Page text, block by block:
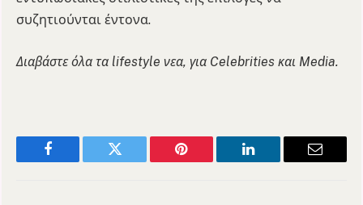
συζητιούνται έντονα.
Διαβάστε όλα τα lifestyle νεα, για Celebrities και Media.
Facebook Twitter Pinterest LinkedIn Email